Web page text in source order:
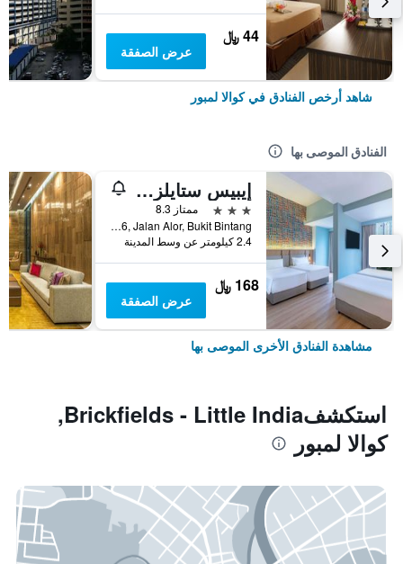
44 ﷼
عرض الصفقة
شاهد أرخص الفنادق في كوالا لمبور
الفنادق الموصى بها
إيبيس ستايلز كوالا لمبور بوكيت بينتانج
3 نجوم
ممتاز 8.3
No.16, Jalan Alor, Bukit Bintang, كوالا لمبور, ماليزيا
2.4 كيلومتر عن وسط المدينة
168 ﷼
عرض الصفقة
مشاهدة الفنادق الأخرى الموصى بها
استكشفBrickfields - Little India,
كوالا لمبور